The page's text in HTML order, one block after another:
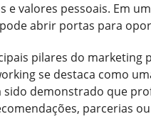
e valores pessoais. Em
abrir portas para
pilares do marketing
se destaca como
sido demonstrado que
parcerias